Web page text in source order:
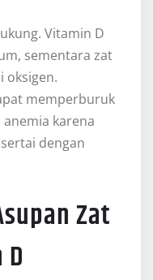
Vitamin D
sementara zat
oksigen.
memperburuk
karena
dengan
Zat